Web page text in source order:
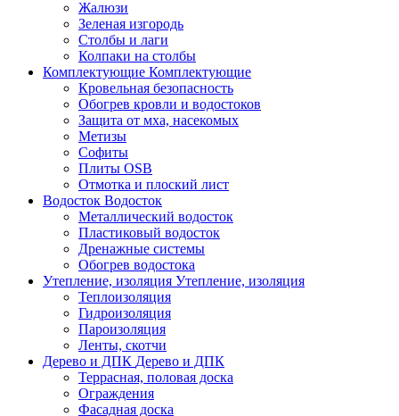
Жалюзи
Зеленая изгородь
Столбы и лаги
Колпаки на столбы
Комплектующие Комплектующие
Кровельная безопасность
Обогрев кровли и водостоков
Защита от мха, насекомых
Метизы
Софиты
Плиты OSB
Отмотка и плоский лист
Водосток Водосток
Металлический водосток
Пластиковый водосток
Дренажные системы
Обогрев водостока
Утепление, изоляция Утепление, изоляция
Теплоизоляция
Гидроизоляция
Пароизоляция
Ленты, скотчи
Дерево и ДПК Дерево и ДПК
Террасная, половая доска
Ограждения
Фасадная доска